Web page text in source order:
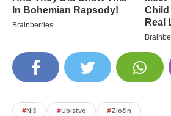
#Niš #Ubistvo #Zločin